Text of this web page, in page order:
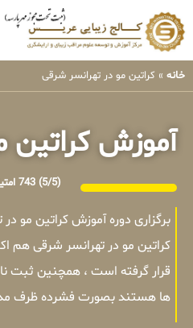
خانه » کراتین مو در تهرانسر شرقی
آموزش کراتین
(5/5) 743 امتیاز
برگزاری دوره آموزش کراتین
کراتین مو در تهرانسر شرقی هم
قرار گرفته است ، همچنین ثبت
ها هستند بصورت فشرده ظرف مدت 4 الی 6 روز در تهران برگزار